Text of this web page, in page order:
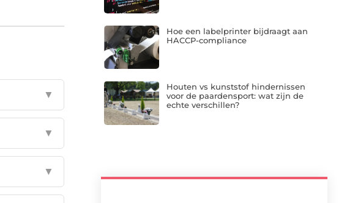
▼
▼
▼
Hoe een labelprinter bijdraagt aan
HACCP-compliance
Houten vs kunststof hindernissen
voor de paardensport: wat zijn de
echte verschillen?